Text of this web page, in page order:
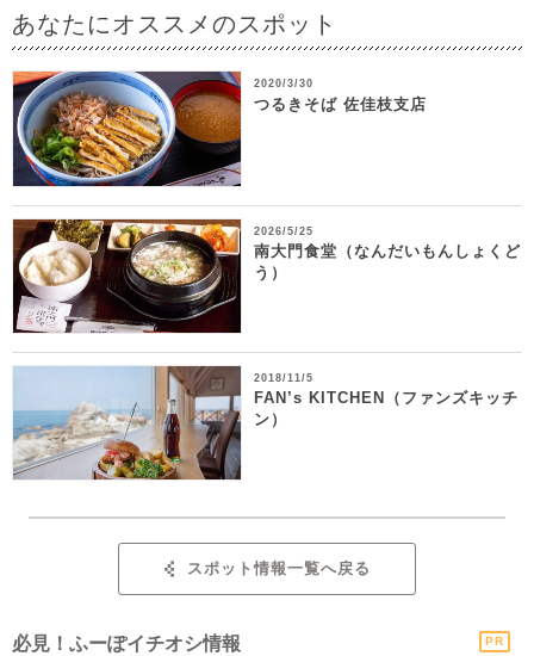
あなたにオススメのスポット
2020/3/30
つるきそば 佐佳枝支店
2026/5/25
南大門食堂（なんだいもんしょくど
う）
2018/11/5
FAN’s KITCHEN（ファンズキッチ
ン）
スポット情報一覧へ戻る
必見！ふーぽイチオシ情報 PR